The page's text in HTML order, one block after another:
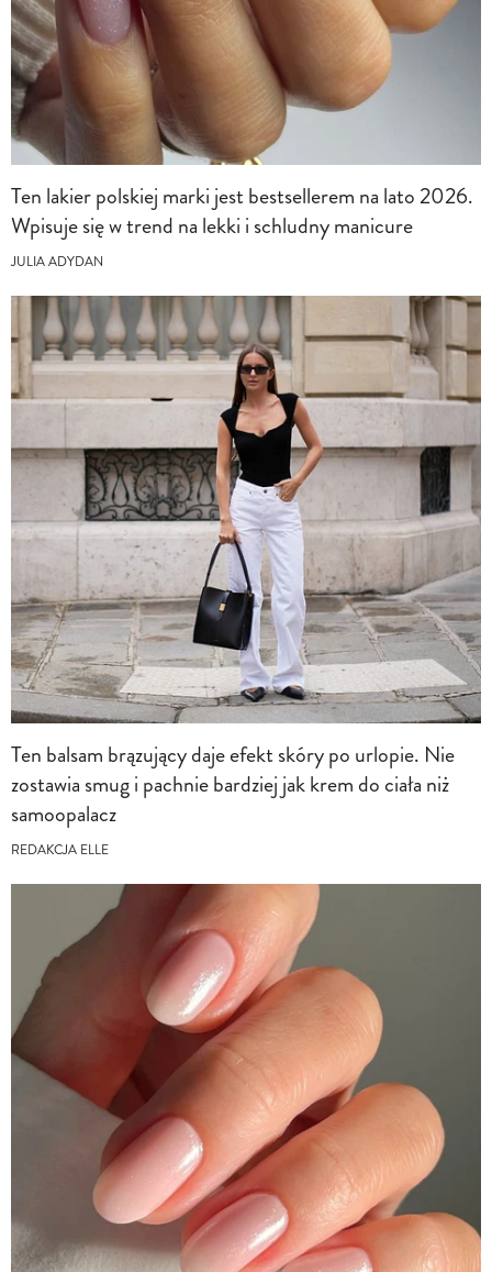
Ten lakier polskiej marki jest bestsellerem na lato 2026.
Wpisuje się w trend na lekki i schludny manicure
JULIA ADYDAN
Ten balsam brązujący daje efekt skóry po urlopie. Nie
zostawia smug i pachnie bardziej jak krem do ciała niż
samoopalacz
REDAKCJA ELLE